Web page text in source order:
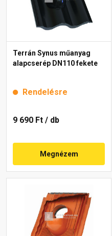
Terrán Synus műanyag
alapcserép DN110 fekete
Rendelésre
9 690 Ft / db
Megnézem